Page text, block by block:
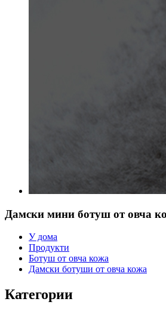
Дамски мини ботуш от овча
У дома
Продукти
Ботуш от овча кожа
Дамски ботуши от овча кожа
Категории